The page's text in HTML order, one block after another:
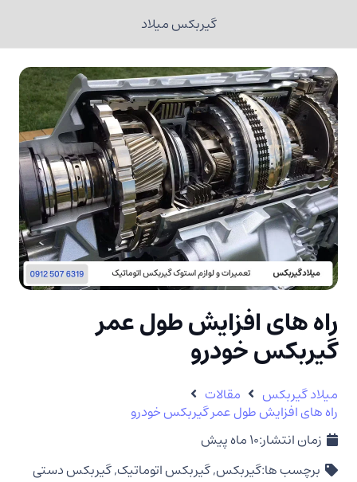
گیربکس میلاد
راه های افزایش طول عمر
گیربکس خودرو
میلاد گیربکس مقالات
راه های افزایش طول عمر گیربکس خودرو
زمان انتشار:10 ماه پیش
برچسب ها:گیربکس,گیربکس اتوماتیک,گیربکس دستی